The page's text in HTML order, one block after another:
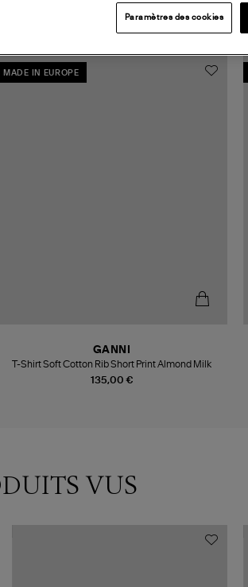
MADE IN EUROPE
135,00 €
GANNI
T-Shirt Soft Cotton Rib Short Print Almond Milk
VUS
Paramètres des cookies